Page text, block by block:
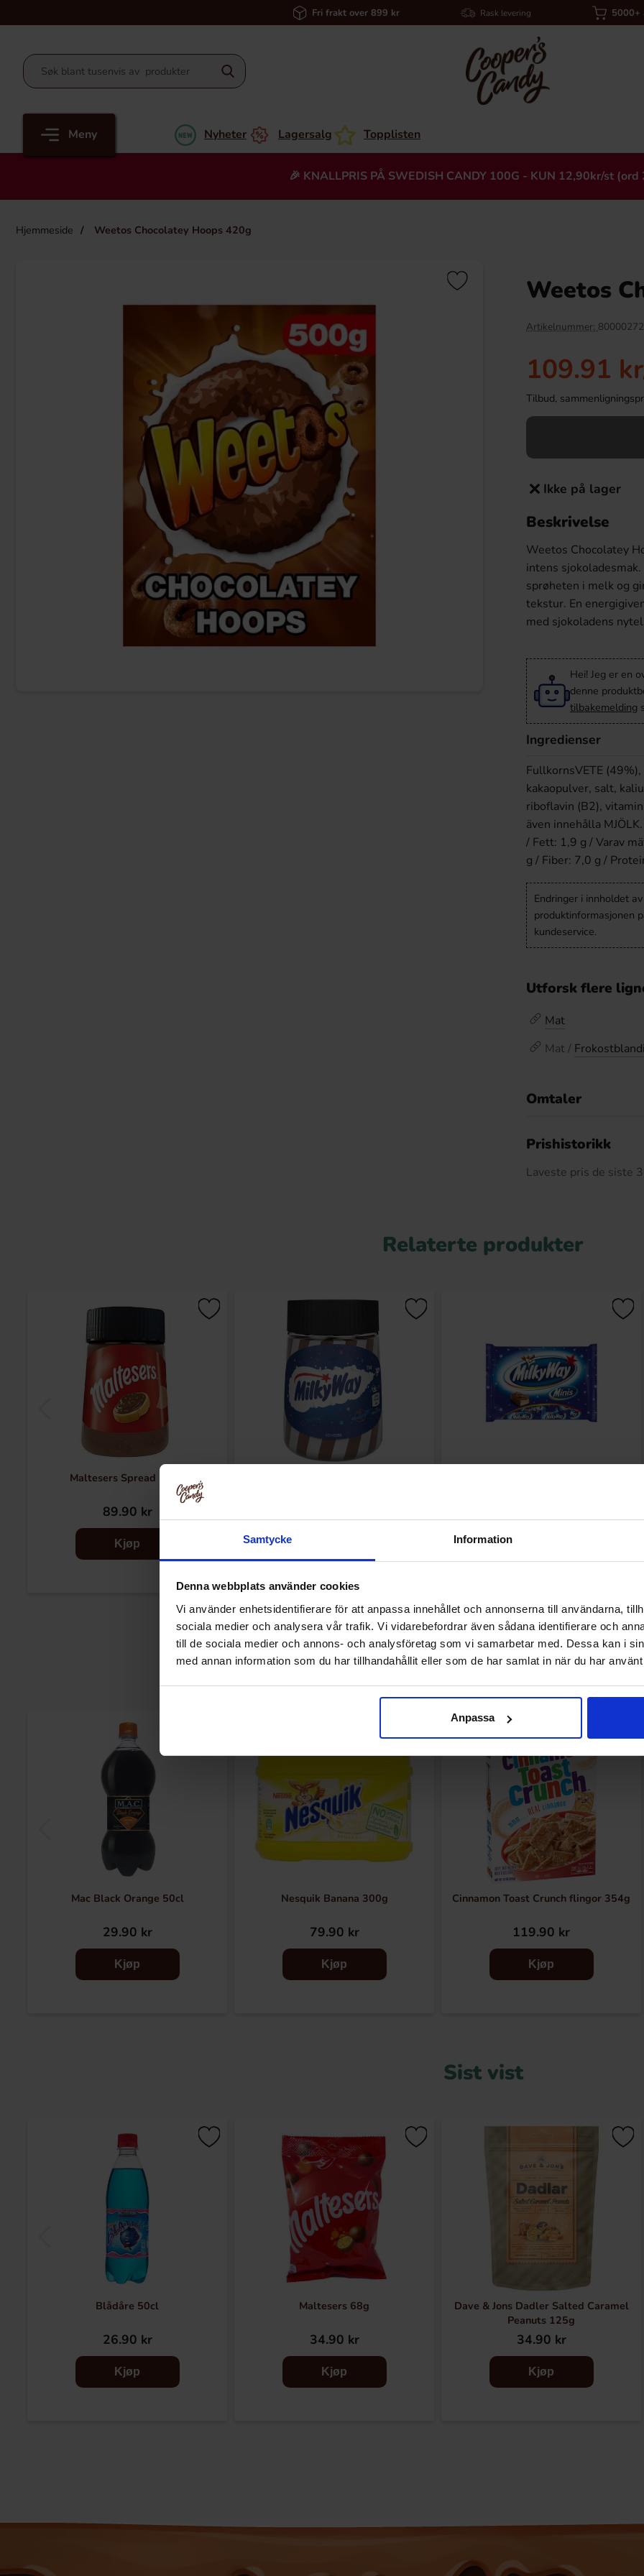
Samtycke Information
Denna webbplats använder cookies
Vi använder enhetsidentifierare för att anpassa innehållet och annonserna till användarna,
sociala medier och analysera vår trafik. Vi vidarebefordrar även sådana identifierare och
till de sociala medier och annons- och analysföretag som vi samarbetar med. Dessa kan i
med annan information som du har tillhandahållit eller som de har samlat in när du har
Anpassa
Fri frakt over 899 kr Rask levering 5000+
Meny Nyheter Lagersalg Topplisten
🎉 KNALLPRIS PÅ SWEDISH CANDY 100G - KUN 12,90kr/st (ord
Hjemmeside Weetos Chocolatey Hoops 420g
Heading
Monster Energy Lewis Hamilton Zero
Sugar 50cl x 24st
749.90 kr
Capri-Sun Safari Fruits 10x20cl
Köp
Röda Läppar 100g
19.90 kr 8.90 kr
Weetos
Artikelnummer:
109.91 kr
Tilbud,
Ikke på lager
Beskrivelse
Weetos Chocolatey
intens
sprøheten i melk og
tekstur. En
med sjokoladens
Hei! Jeg er en
denne
tilbakemelding
Ingredienser
FullkornsVETE
kakaopulver, salt,
riboflavin (B2),
även innehålla
/ Fett: 1,9 g / Varav
g / Fiber: 7,0 g /
Endringer i innholdet
produktinformasjonen
kundeservice.
Utforsk flere
Mat
Mat /
Omtaler
Prishistorikk
Laveste pris de siste
Relaterte produkter
Maltesers Spread 350g
89.90 kr
Kjøp
Andre kjøpte også
Mac Black Orange 50cl
29.90 kr
Kjøp
Nesquik Banana 300g
79.90 kr
Kjøp
Cinnamon Toast Crunch flingor 354g
119.90 kr
Kjøp
Sist vist
Blådåre 50cl
26.90 kr
Kjøp
Maltesers 68g
34.90 kr
Kjøp
Dave & Jons Dadler Salted Caramel
Peanuts 125g
34.90 kr
Kjøp